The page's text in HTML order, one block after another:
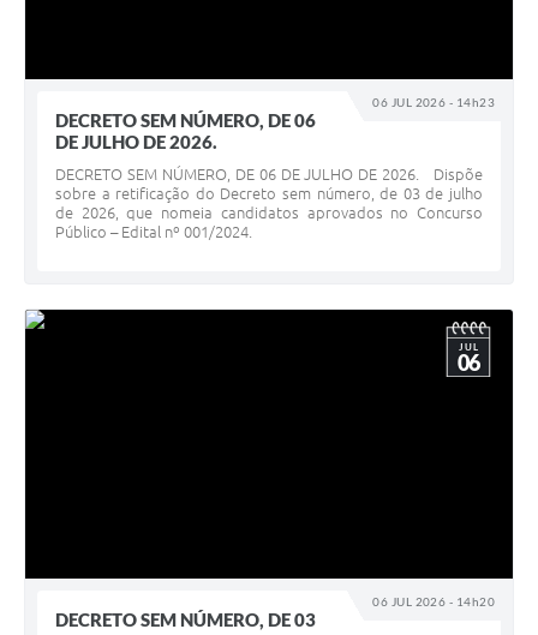
06 JUL 2026 - 14h23
DECRETO SEM NÚMERO, DE 06
DE JULHO DE 2026.
DECRETO SEM NÚMERO, DE 06 DE JULHO DE 2026. Dispõe
sobre a retificação do Decreto sem número, de 03 de julho
de 2026, que nomeia candidatos aprovados no Concurso
Público – Edital nº 001/2024.
06 JUL 2026 - 14h20
JUL
06
DECRETO SEM NÚMERO, DE 03